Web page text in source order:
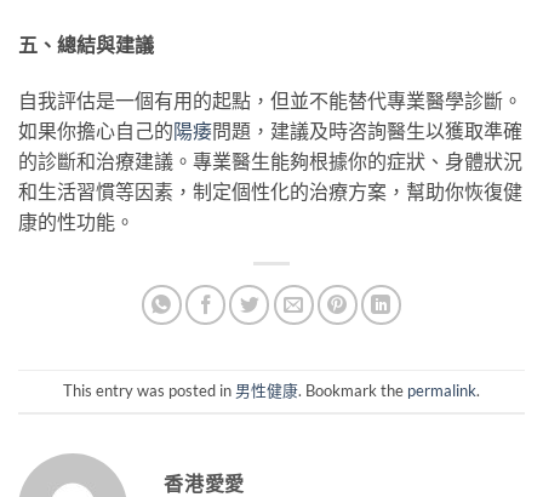
五、總結與建議
自我評估是一個有用的起點，但並不能替代專業醫學診斷。
如果你擔心自己的陽痿問題，建議及時咨詢醫生以獲取準確
的診斷和治療建議。專業醫生能夠根據你的症狀、身體狀況
和生活習慣等因素，制定個性化的治療方案，幫助你恢復健
康的性功能。
This entry was posted in 男性健康. Bookmark the permalink.
香港愛愛